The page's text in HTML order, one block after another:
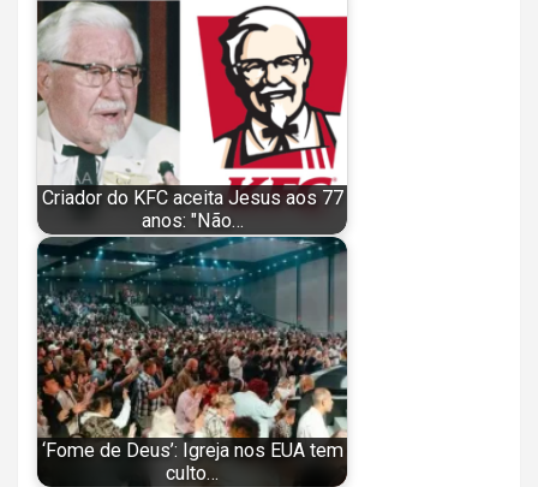
Criador do KFC aceita Jesus aos 77
anos: "Não…
‘Fome de Deus’: Igreja nos EUA tem
culto…